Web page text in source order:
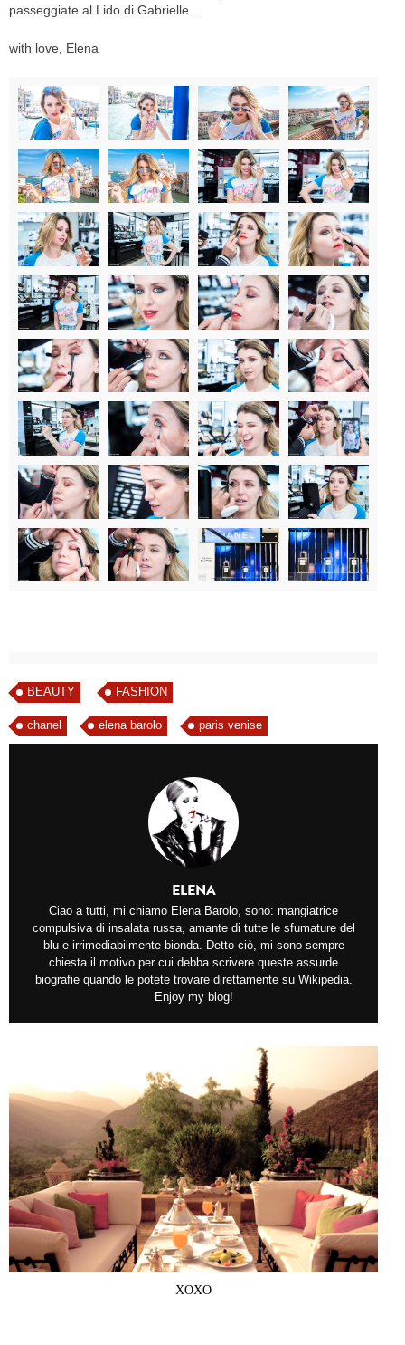
passeggiate al Lido di Gabrielle…
with love, Elena
BEAUTY FASHION
chanel elena barolo paris venise
ELENA
Ciao a tutti, mi chiamo Elena Barolo, sono: mangiatrice
compulsiva di insalata russa, amante di tutte le sfumature del
blu e irrimediabilmente bionda. Detto ciò, mi sono sempre
chiesta il motivo per cui debba scrivere queste assurde
biografie quando le potete trovare direttamente su Wikipedia.
Enjoy my blog!
XOXO